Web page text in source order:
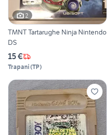
2
TMNT Tartarughe Ninja Nintendo
DS
15 €
Trapani(TP)